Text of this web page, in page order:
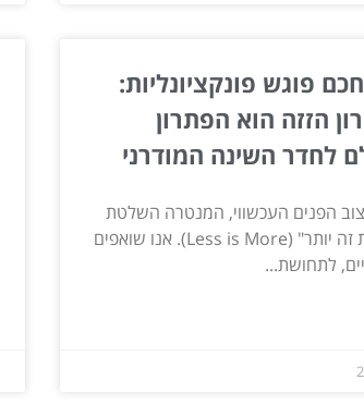
פוגש פונקציונליות:
הזזה הוא הפתרון
לחדר השינה המודרני
הפנים העכשווי, המנטרה השלטת
היא "פחות זה יותר" (Less is More). אנו שואפים
לתחושת...